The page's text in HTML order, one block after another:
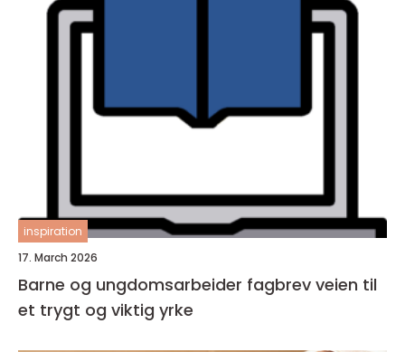
inspiration
17. March 2026
Barne og ungdomsarbeider fagbrev veien til
et trygt og viktig yrke